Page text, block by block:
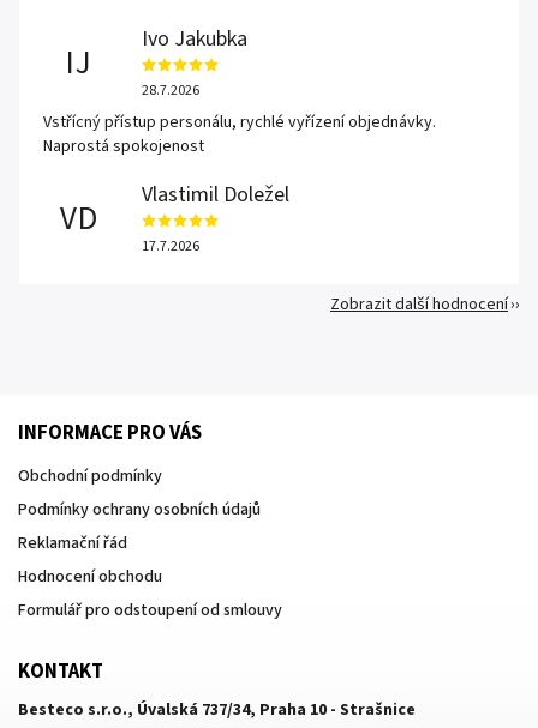
IJ
Ivo Jakubka
28.7.2026
Vstřícný přístup personálu, rychlé vyřízení objednávky.
Naprostá spokojenost
VD
Vlastimil Doležel
17.7.2026
Zobrazit další hodnocení
INFORMACE PRO VÁS
Obchodní podmínky
Podmínky ochrany osobních údajů
Reklamační řád
Hodnocení obchodu
Formulář pro odstoupení od smlouvy
KONTAKT
Besteco s.r.o., Úvalská 737/34, Praha 10 - Strašnice